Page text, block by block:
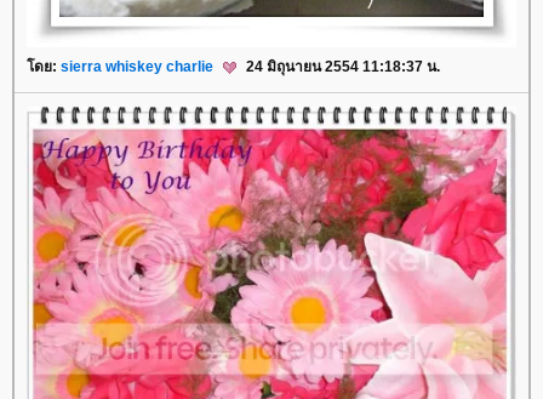
ดย: sierra whiskey charlie 24 มิถุนายน 2554 11:18:37 น.